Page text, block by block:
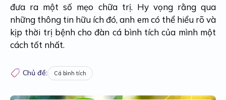
đưa ra một số mẹo chữa trị. Hy vọng rằng qua
những thông tin hữu ích đó, anh em có thể hiểu rõ và
kịp thời trị bệnh cho đàn cá bình tích của mình một
cách tốt nhất.
Chủ đề: Cá bình tích